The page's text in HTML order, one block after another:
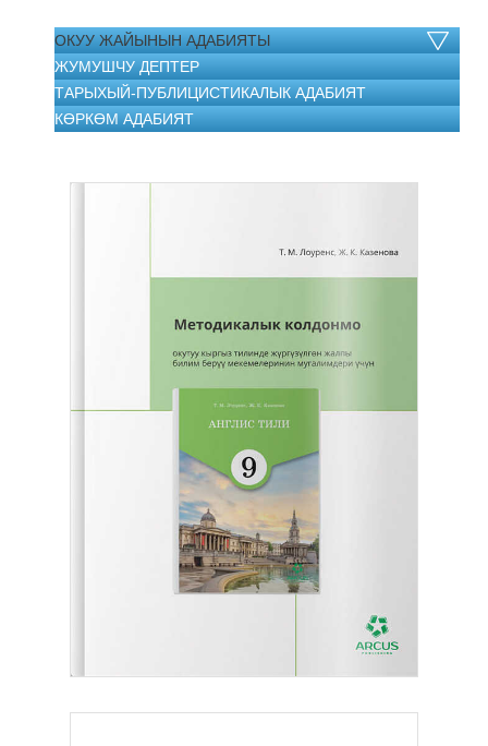
ОКУУ ЖАЙЫНЫН АДАБИЯТЫ
ЖУМУШЧУ ДЕПТЕР
ТАРЫХЫЙ-ПУБЛИЦИСТИКАЛЫК АДАБИЯТ
КӨРКӨМ АДАБИЯТ